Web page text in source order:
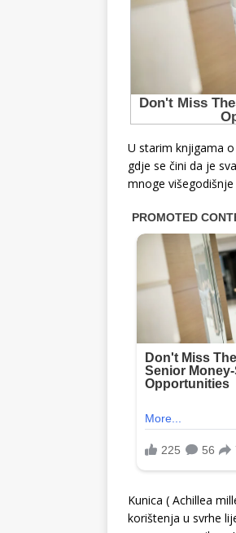
U starim knjigama
gdje se čini da je
mnoge
Kunica ( Achillea
korištenja u svrhe